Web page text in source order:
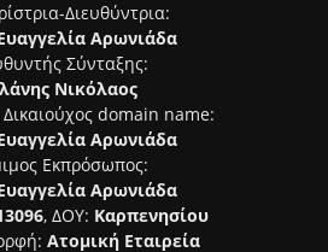
Διευθύντρια:
Αρωνιάδα
Σύνταξης:
Νικόλαος
Δικαιούχος domain name:
Αρωνιάδα
Εκπρόσωπος:
Αρωνιάδα
, ΔΟΥ: Καρπενησίου
Ατομική Εταιρεία